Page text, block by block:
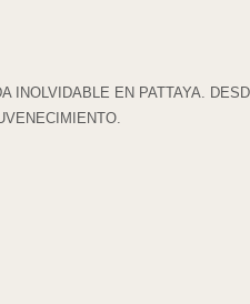
INOLVIDABLE EN PATTAYA.